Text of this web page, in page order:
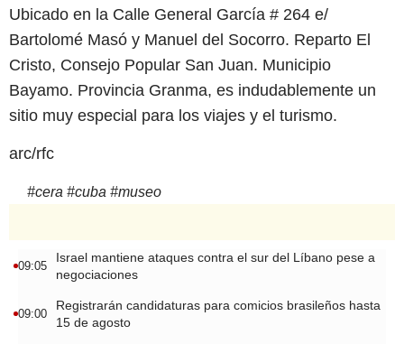
Ubicado en la Calle General García # 264 e/
Bartolomé Masó y Manuel del Socorro. Reparto El
Cristo, Consejo Popular San Juan. Municipio
Bayamo. Provincia Granma, es indudablemente un
sitio muy especial para los viajes y el turismo.
arc/rfc
#cera #cuba #museo
09:05
Israel mantiene ataques contra el sur del Líbano pese a
negociaciones
09:00
Registrarán candidaturas para comicios brasileños hasta
15 de agosto